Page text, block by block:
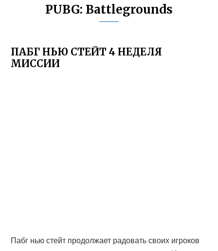
PUBG: Battlegrounds
ПАБГ НЬЮ СТЕЙТ 4 НЕДЕЛЯ
МИССИИ
Пабг нью стейт продолжает радовать своих игроков